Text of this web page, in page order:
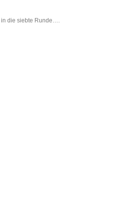
in die siebte Runde….